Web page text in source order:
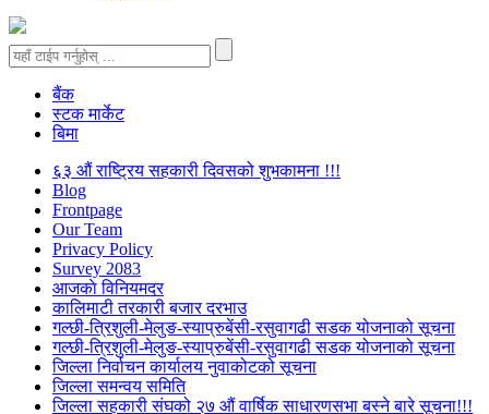
बैंक
स्टक मार्केट
बिमा
६३ औं राष्ट्रिय सहकारी दिवसको शुभकामना !!!
Blog
Frontpage
Our Team
Privacy Policy
Survey 2083
आजकाे विनियमदर
कालिमाटी तरकारी बजार दरभाउ
गल्छी-त्रिशुली-मेलुङ-स्याप्रुबेंसी-रसुवागढी सडक योजनाको सूचना
गल्छी-त्रिशुली-मेलुङ-स्याप्रुबेंसी-रसुवागढी सडक योजनाको सूचना
जिल्ला निर्वाचन कार्यालय नुवाकोटको सूचना
जिल्ला समन्वय समिति
जिल्ला सहकारी संघको २७ औं वार्षिक साधारणसभा बस्ने बारे सूचना!!!